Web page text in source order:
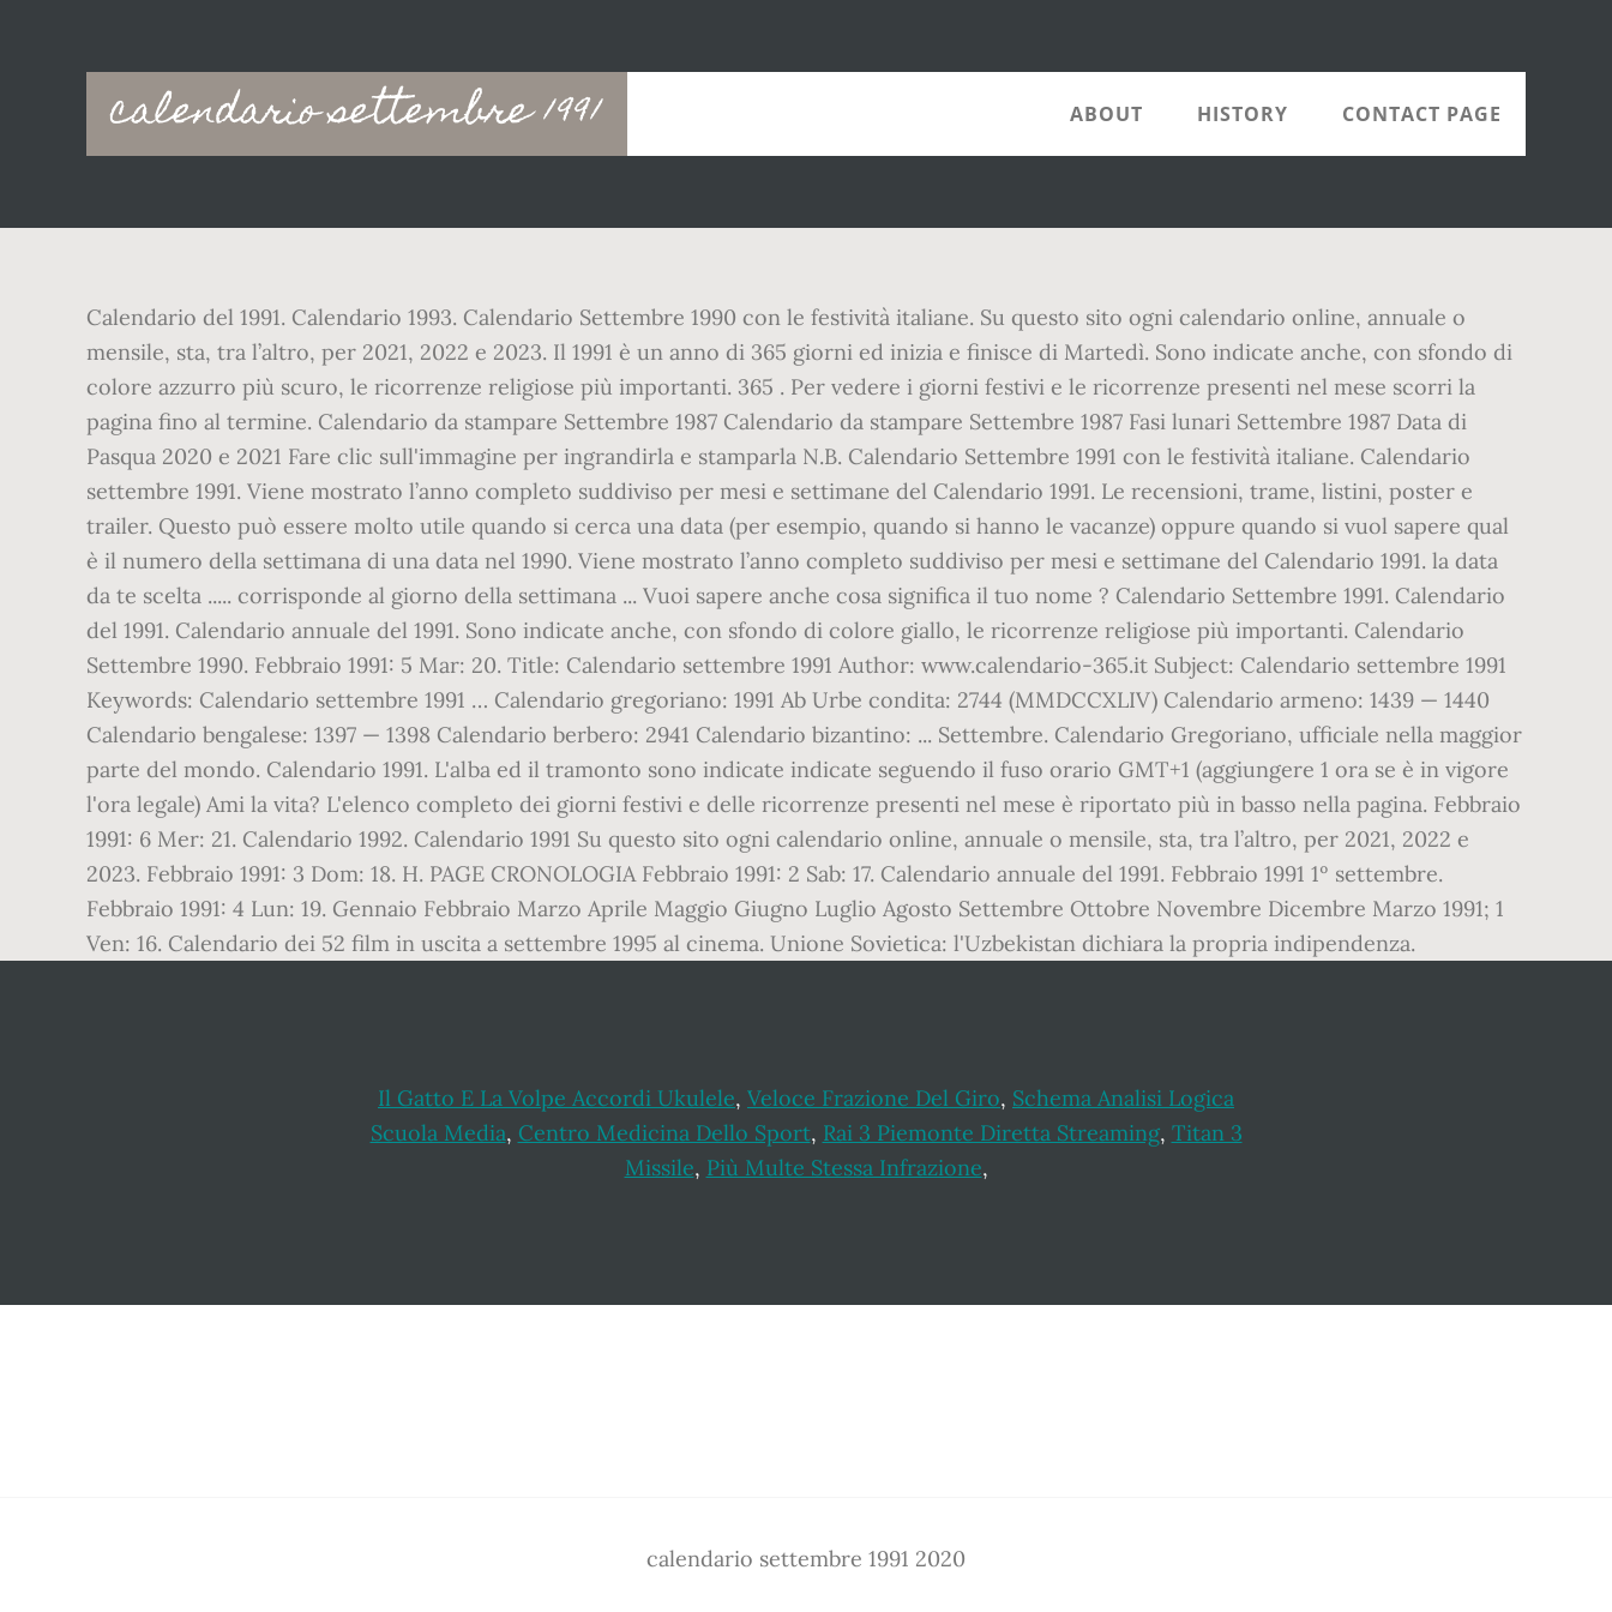
calendario settembre 1991
Main
navigation
ABOUT HISTORY CONTACT PAGE
Calendario del 1991. Calendario 1993. Calendario Settembre 1990 con le festività italiane. Su questo sito ogni calendario online, annuale o
mensile, sta, tra l’altro, per 2021, 2022 e 2023. Il 1991 è un anno di 365 giorni ed inizia e finisce di Martedì. Sono indicate anche, con sfondo di
colore azzurro più scuro, le ricorrenze religiose più importanti. 365 . Per vedere i giorni festivi e le ricorrenze presenti nel mese scorri la
pagina fino al termine. Calendario da stampare Settembre 1987 Calendario da stampare Settembre 1987 Fasi lunari Settembre 1987 Data di
Pasqua 2020 e 2021 Fare clic sull'immagine per ingrandirla e stamparla N.B. Calendario Settembre 1991 con le festività italiane. Calendario
settembre 1991. Viene mostrato l’anno completo suddiviso per mesi e settimane del Calendario 1991. Le recensioni, trame, listini, poster e
trailer. Questo può essere molto utile quando si cerca una data (per esempio, quando si hanno le vacanze) oppure quando si vuol sapere qual
è il numero della settimana di una data nel 1990. Viene mostrato l’anno completo suddiviso per mesi e settimane del Calendario 1991. la data
da te scelta ..... corrisponde al giorno della settimana ... Vuoi sapere anche cosa significa il tuo nome ? Calendario Settembre 1991. Calendario
del 1991. Calendario annuale del 1991. Sono indicate anche, con sfondo di colore giallo, le ricorrenze religiose più importanti. Calendario
Settembre 1990. Febbraio 1991: 5 Mar: 20. Title: Calendario settembre 1991 Author: www.calendario-365.it Subject: Calendario settembre 1991
Keywords: Calendario settembre 1991 … Calendario gregoriano: 1991 Ab Urbe condita: 2744 (MMDCCXLIV) Calendario armeno: 1439 — 1440
Calendario bengalese: 1397 — 1398 Calendario berbero: 2941 Calendario bizantino: ... Settembre. Calendario Gregoriano, ufficiale nella maggior
parte del mondo. Calendario 1991. L'alba ed il tramonto sono indicate indicate seguendo il fuso orario GMT+1 (aggiungere 1 ora se è in vigore
l'ora legale) Ami la vita? L'elenco completo dei giorni festivi e delle ricorrenze presenti nel mese è riportato più in basso nella pagina. Febbraio
1991: 6 Mer: 21. Calendario 1992. Calendario 1991 Su questo sito ogni calendario online, annuale o mensile, sta, tra l’altro, per 2021, 2022 e
2023. Febbraio 1991: 3 Dom: 18. H. PAGE CRONOLOGIA Febbraio 1991: 2 Sab: 17. Calendario annuale del 1991. Febbraio 1991 1º settembre.
Febbraio 1991: 4 Lun: 19. Gennaio Febbraio Marzo Aprile Maggio Giugno Luglio Agosto Settembre Ottobre Novembre Dicembre Marzo 1991; 1
Ven: 16. Calendario dei 52 film in uscita a settembre 1995 al cinema. Unione Sovietica: l'Uzbekistan dichiara la propria indipendenza.
Il Gatto E La Volpe Accordi Ukulele, Veloce Frazione Del Giro, Schema Analisi Logica
Scuola Media, Centro Medicina Dello Sport, Rai 3 Piemonte Diretta Streaming, Titan 3
Missile, Più Multe Stessa Infrazione,
calendario settembre 1991 2020